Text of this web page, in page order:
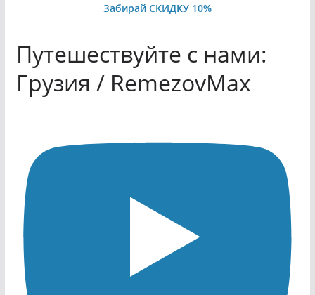
Забирай СКИДКУ 10%
Путешествуйте с нами:
Грузия / RemezovMax